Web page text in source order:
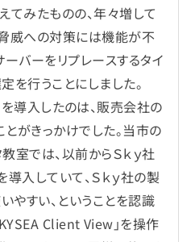
てみたものの、年々増して
威への対策には機能が不
ーバーをリプレースするタイ
を行うことにしました。
導入したのは、販売会社の
がきっかけでした。当市の
室では、以前からＳｋｙ社
入していて、Ｓｋｙ社の製
やすい、ということを認識
Client View」を操作